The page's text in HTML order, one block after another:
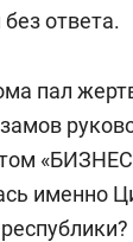
ответа.
пал
«БИЗНЕС
именно